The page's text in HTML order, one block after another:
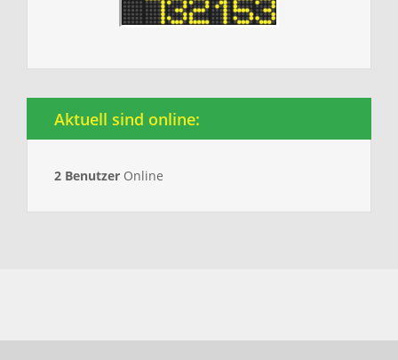
Aktuell sind online:
2 Benutzer Online